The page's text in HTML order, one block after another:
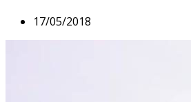
17/05/2018